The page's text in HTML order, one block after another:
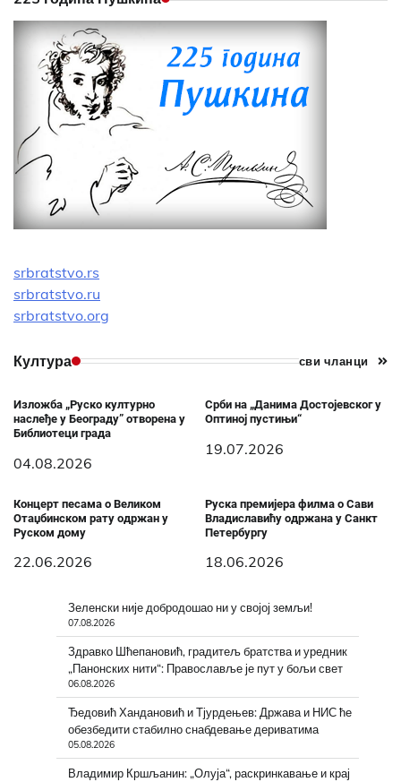
srbratstvo.rs
srbratstvo.ru
srbratstvo.org
Култура сви чланци
Изложба „Руско културно
наслеђе у Београду” отворена у
Библиотеци града
04.08.2026
Срби на „Данима Достојевског у
Оптиној пустињи“
19.07.2026
Концерт песама о Великом
Отаџбинском рату одржан у
Руском дому
22.06.2026
Руска премијера филма о Сави
Владиславићу одржана у Санкт
Петербургу
18.06.2026
Зеленски није добродошао ни у својој земљи!
07.08.2026
Здравко Шћепановић, градитељ братства и уредник
„Панонских нити“: Православље је пут у бољи свет
06.08.2026
Ђедовић Хандановић и Тјурдењев: Држава и НИС ће
обезбедити стабилно снабдевање дериватима
05.08.2026
Владимир Кршљанин: „Олуја“, раскринкавање и крај